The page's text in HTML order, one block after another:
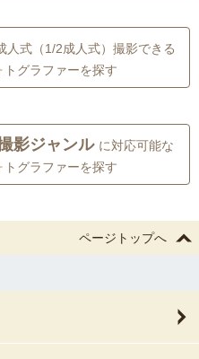
人式（1/2成人式）撮影できる
グラファーを探す
影ジャンル に対応可能な
グラファーを探す
ページトップへ